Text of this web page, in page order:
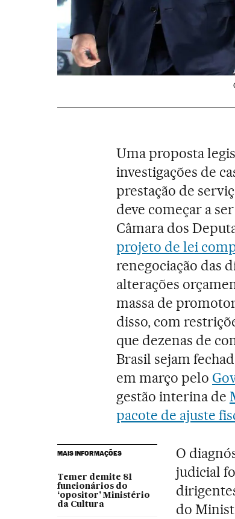
Uma proposta
investigações de
prestação de
deve começar a
Câmara dos
projeto de lei
renegociação das
alterações
massa de
disso, com
que dezenas de
Brasil sejam
em março pelo
gestão interina de
pacote de ajuste
MAIS INFORMAÇÕES
Temer demite 81
funcionários do
‘opositor’ Ministério
da Cultura
O
judicial
do